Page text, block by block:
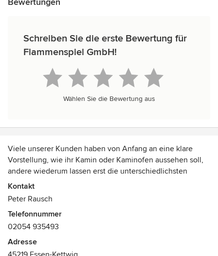
Schreiben Sie die erste Bewertung für
Flammenspiel GmbH!
Wählen Sie die Bewertung aus
Viele unserer Kunden haben von Anfang an eine klare
Vorstellung, wie ihr Kamin oder Kaminofen aussehen soll,
andere wiederum lassen erst die unterschiedlichsten
Eindrücke auf sich wirken, bevor Sie sich ein endgültiges
Bild von ihrem Kamintraum machen.
Wenn Sie persönliche Beratung, Kreativität und
Zuverlässigkeit schätzen, sind Sie bei uns richtig – von
Planung und Gestaltung bis zur Ausführung sind wir im
Kaminbau und Ofenbau gerne für Sie da.
Kontakt
Peter Rausch
Telefonnummer
02054 935493
Adresse